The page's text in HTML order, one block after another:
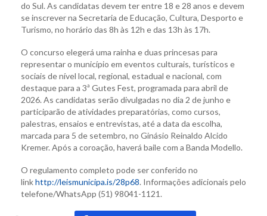
do Sul. As candidatas devem ter entre 18 e 28 anos e devem
se inscrever na Secretaria de Educação, Cultura, Desporto e
Turismo, no horário das 8h às 12h e das 13h às 17h.
O concurso elegerá uma rainha e duas princesas para
representar o município em eventos culturais, turísticos e
sociais de nível local, regional, estadual e nacional, com
destaque para a 3ª Gutes Fest, programada para abril de
2026. As candidatas serão divulgadas no dia 2 de junho e
participarão de atividades preparatórias, como cursos,
palestras, ensaios e entrevistas, até a data da escolha,
marcada para 5 de setembro, no Ginásio Reinaldo Alcido
Kremer. Após a coroação, haverá baile com a Banda Modello.
O regulamento completo pode ser conferido no
linkhttp://leismunicipa.is/28p68. Informações adicionais pelo
telefone/WhatsApp (51) 98041-1121.